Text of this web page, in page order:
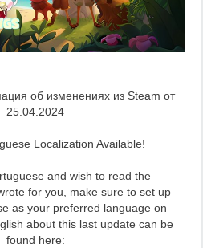
об изменениях из Steam от
25.04.2024
Localization Available!
and wish to read the
for you, make sure to set up
as your preferred language on
about this last update can be
found here: